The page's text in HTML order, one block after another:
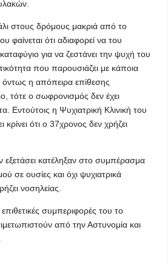
στους δρόμους μακριά από το
φαίνεται ότι αδιαφορεί να του
για να ζεστάνει την ψυχή του
που παρουσιάζει με κάποια
η απόπειρα επίθεσης
τότε ο σωφρονισμός δεν έχει
Εντούτοις η Ψυχιατρική Κλινική του
ότι ο 37χρονος δεν χρήζει
εξετάσει κατέληξαν στο συμπέρασμα
σε ουσίες και όχι ψυχιατρικά
νοσηλείας.
συμπεριφορές του το
από την Αστυνομία και